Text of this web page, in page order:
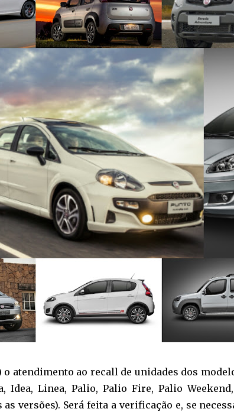
atendimento ao recall de unidades dos
Idea, Linea, Palio, Palio Fire, Palio
as versões). Será feita a verificação e, se